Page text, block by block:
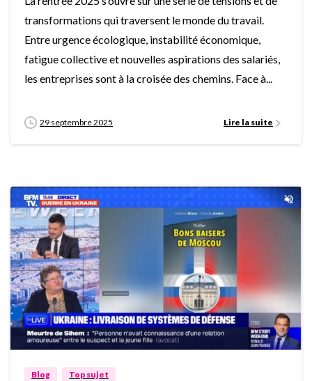
transformations qui traversent le monde du travail.
Entre urgence écologique, instabilité économique,
fatigue collective et nouvelles aspirations des salariés,
les entreprises sont à la croisée des chemins. Face à...
29 septembre 2025 Lire la suite
0
Blog Top sujet